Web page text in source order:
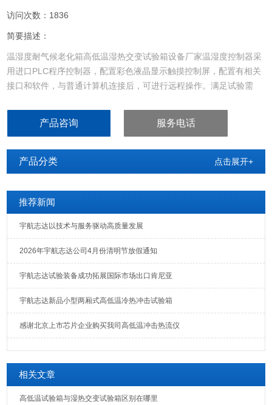
访问次数：1836
简要描述：
温湿度耐气候老化箱高低温湿热交变试验箱设备厂家温湿度控制器采
用进口PLC程序控制器，配置彩色液晶显示触摸控制屏，配置有相关
接口和软件，与普通计算机连接后，可进行远程操作。满足试验需
产品咨询 服务电话
产品分类 点击展开+
推荐新闻
宇航志达以技术与服务驱动高质量发展
2026年宇航志达公司4月份清明节放假通知
宇航志达试验装备成功拓展国际市场出口肯尼亚
宇航志达新品小型两厢式高低温冷热冲击试验箱
感谢北京上市芯片企业购买我司高低温冲击热流仪
相关文章
高低温试验箱与湿热交变试验箱区别在哪里